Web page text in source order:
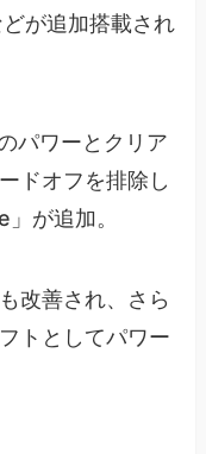
が追加搭載され
パワーとクリア
ドオフを排除し
が追加。
改善され、さら
トとしてパワー